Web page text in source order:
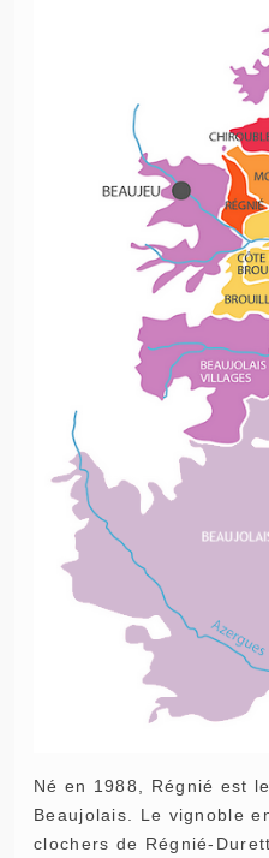
Né en 1988, Régnié est
Beaujolais. Le vignoble
clochers de Régnié-